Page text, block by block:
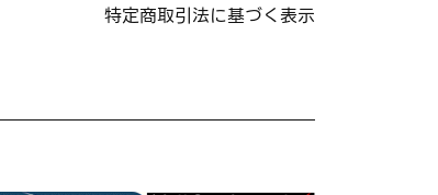
特定商取引法に基づく表示